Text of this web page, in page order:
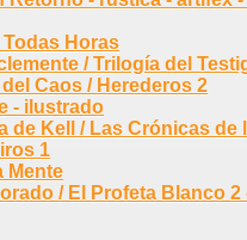
Todas Horas
/ Trilogía del
Caos / Herederos 2
- ilustrado
de Kell / Las Crónicas de
1
Mente
/ El Profeta Blanco 2